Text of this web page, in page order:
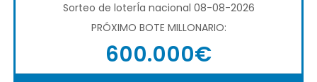
Sorteo de loterÍa nacional 08-08-2026
PRÓXIMO BOTE MILLONARIO:
600.000€